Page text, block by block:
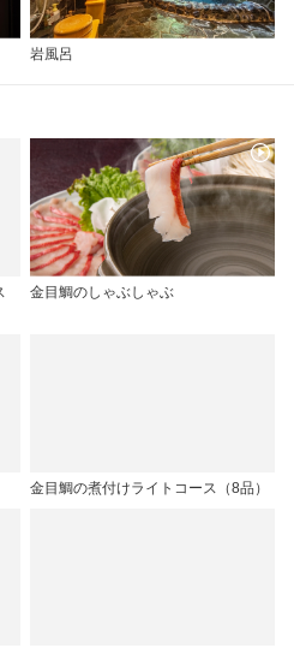
岩風呂
金目鯛のしゃぶしゃぶ
金目鯛の煮付けライトコース（8品）